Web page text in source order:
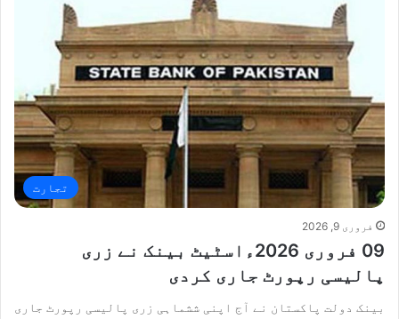
تجارت
فروری 9, 2026
09 فروری 2026ءاسٹیٹ بینک نے زری
پالیسی رپورٹ جاری کردی
بینک دولت پاکستان نے آج اپنی ششماہی زری پالیسی رپورٹ جاری